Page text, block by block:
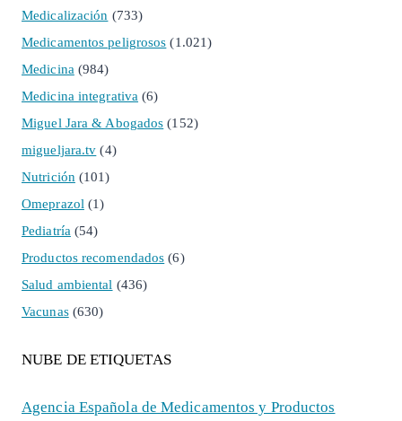
Medicalización (733)
Medicamentos peligrosos (1.021)
Medicina (984)
Medicina integrativa (6)
Miguel Jara & Abogados (152)
migueljara.tv (4)
Nutrición (101)
Omeprazol (1)
Pediatría (54)
Productos recomendados (6)
Salud ambiental (436)
Vacunas(630)
NUBE DE ETIQUETAS
Agencia Española de Medicamentos y Productos